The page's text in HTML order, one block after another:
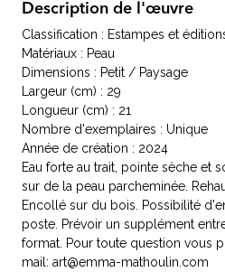
Description de l'œuvre
Classification : Estampes et
Matériaux : Peau
Dimensions : Petit / Paysage
Largeur (cm) : 29
Longueur (cm) : 21
Nombre d'exemplaires : Unique
Année de création : 2024
Eau forte au trait, pointe sèche et
sur de la peau parcheminée.
Encollé sur du bois. Possibilité
poste. Prévoir un supplément
format. Pour toute question vous
mail: art@emma-mathoulin.com